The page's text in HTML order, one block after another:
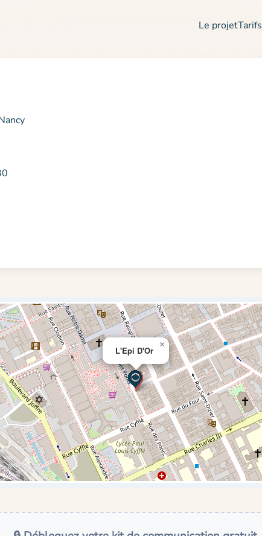
Le projetTarifs
L'Epi D'Or
×